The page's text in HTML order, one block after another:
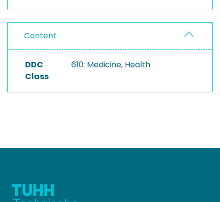
Content
DDC
Class
610: Medicine, Health